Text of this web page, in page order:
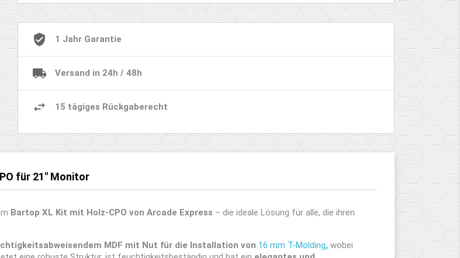
1 Jahr Garantie
Versand in 24h / 48h
15 tägiges Rückgaberecht
für 21" Monitor
Bartop XL Kit mit Holz-CPO von Arcade Express – die ideale Lösung für alle, die ihren
MDF mit Nut für die Installation von 16 mm T-Molding, wobei